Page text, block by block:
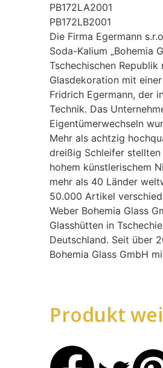
PB172LA2001
PB172LB2001
Die Firma Egermann
Soda-Kalium „Bohemia
Tschechischen
Glasdekoration mit
Fridrich Egermann, der
Technik. Das
Eigentümerwechseln
Mehr als achtzig
dreißig Schleifer
hohem künstlerischem
mehr als 40 Länder
50.000 Artikel
Weber Bohemia Glass
Glasshütten in
Deutschland. Seit über
Bohemia Glass GmbH
Produkt